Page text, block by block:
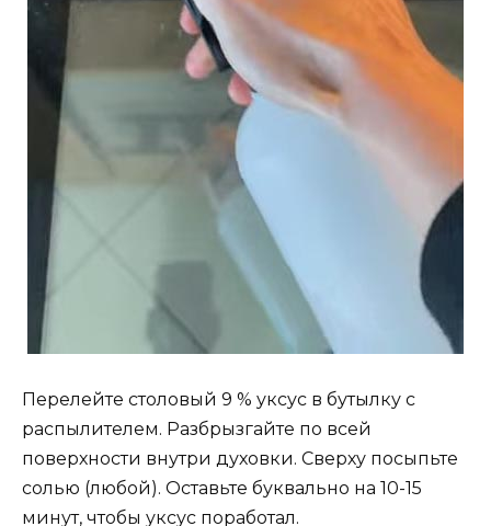
Перелейте столовый 9 % уксус в бутылку с
распылителем. Разбрызгайте по всей
поверхности внутри духовки. Сверху посыпьте
солью (любой). Оставьте буквально на 10-15
минут, чтобы уксус поработал.